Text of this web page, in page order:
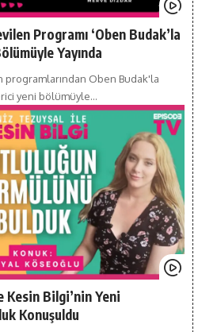
Programı ‘Oben Budak’la
Yayında
programlarından Oben Budak'la
yeni bölümüyle…
Kesin Bilgi’nin Yeni
Konuşuldu